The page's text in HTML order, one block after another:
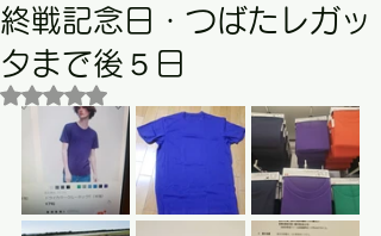
終戦記念日・つばたレガッ
タまで後５日
5つ星のうちNaNと評価されています。